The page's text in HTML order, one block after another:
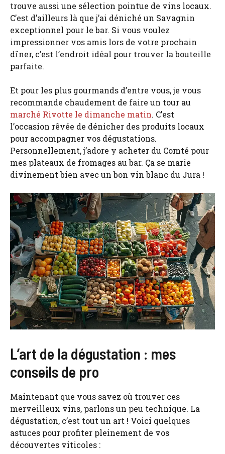
trouve aussi une sélection pointue de vins locaux.
C’est d’ailleurs là que j’ai déniché un Savagnin
exceptionnel pour le bar. Si vous voulez
impressionner vos amis lors de votre prochain
dîner, c’est l’endroit idéal pour trouver la bouteille
parfaite.
Et pour les plus gourmands d’entre vous, je vous
recommande chaudement de faire un tour au
marché Rivotte le dimanche matin. C’est
l’occasion rêvée de dénicher des produits locaux
pour accompagner vos dégustations.
Personnellement, j’adore y acheter du Comté pour
mes plateaux de fromages au bar. Ça se marie
divinement bien avec un bon vin blanc du Jura !
L’art de la dégustation : mes
conseils de pro
Maintenant que vous savez où trouver ces
merveilleux vins, parlons un peu technique. La
dégustation, c’est tout un art ! Voici quelques
astuces pour profiter pleinement de vos
découvertes viticoles :